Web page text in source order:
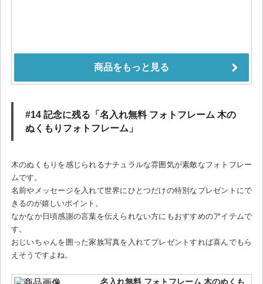
#14 記念に残る「名入れ無料 フォトフレーム 木の
ぬくもりフォトフレーム」
木のぬくもりを感じられるナチュラルな雰囲気が素敵なフォトフレー
ムです。
名前やメッセージを入れて世界にひとつだけの特別なプレゼントにで
きるのが嬉しいポイント。
なかなか日頃感謝の言葉を伝えられない方にもおすすめのアイテムで
す。
おじいちゃんを囲った家族写真を入れてプレゼントすれば喜んでもら
えそうですよね。